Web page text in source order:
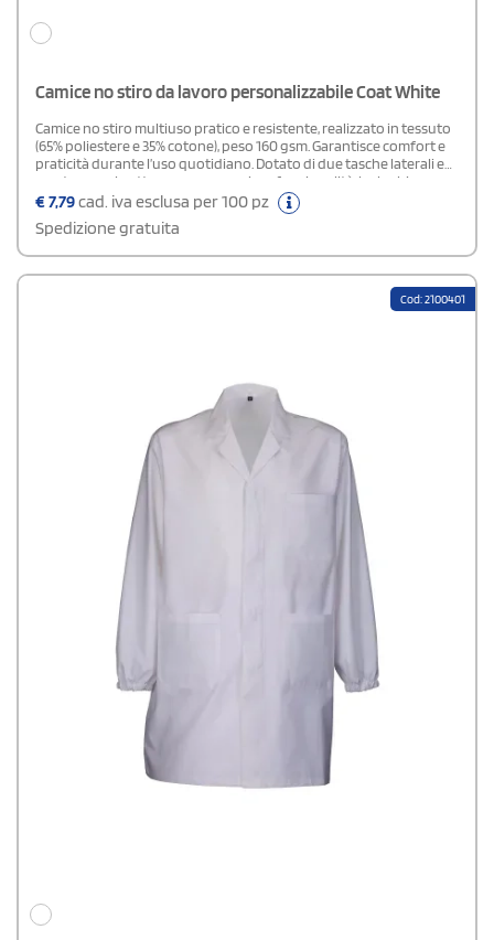
Camice no stiro da lavoro personalizzabile Coat White
Camice no stiro multiuso pratico e resistente, realizzato in tessuto
(65% poliestere e 35% cotone), peso 160 gsm. Garantisce comfort e
praticità durante l’uso quotidiano. Dotato di due tasche laterali e
una tasca sul petto per una maggiore funzionalità, ha la chiusura
con bottoni a scomparsa, mentre i polsini con elastico assicurano
€7,79cad. iva esclusa per 100 pz
Spedizione gratuita
Cod: 2100401